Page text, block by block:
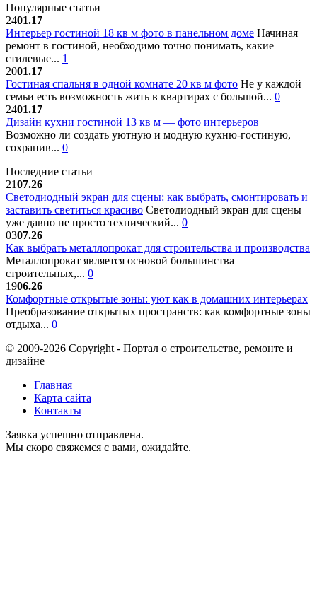
Популярные статьи
2401.17
Интерьер гостиной 18 кв м фото в панельном доме Начиная
ремонт в гостиной, необходимо точно понимать, какие
стилевые... 1
2001.17
Гостиная спальня в одной комнате 20 кв м фото Не у каждой
семьи есть возможность жить в квартирах с большой... 0
2401.17
Дизайн кухни гостиной 13 кв м — фото интерьеров
Возможно ли создать уютную и модную кухню-гостиную,
сохранив... 0
Последние статьи
2107.26
Светодиодный экран для сцены: как выбрать, смонтировать и
заставить светиться красиво Светодиодный экран для сцены
уже давно не просто технический... 0
0307.26
Как выбрать металлопрокат для строительства и производства
Металлопрокат является основой большинства
строительных,... 0
1906.26
Комфортные открытые зоны: уют как в домашних интерьерах
Преобразование открытых пространств: как комфортные зоны
отдыха... 0
© 2009-2026 Copyright - Портал о строительстве, ремонте и
дизайне
Главная
Карта сайта
Контакты
Заявка успешно отправлена.
Мы скоро свяжемся с вами, ожидайте.